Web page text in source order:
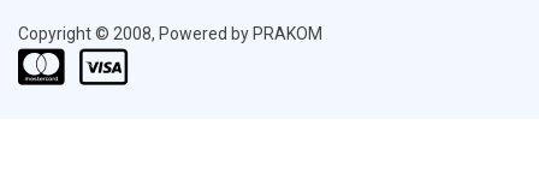
Copyright © 2008, Powered by PRAKOM